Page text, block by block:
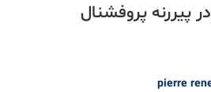
پیررنه پروفشنال
pierre